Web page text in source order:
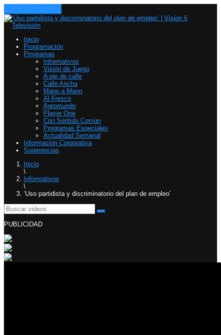
Inicio
Programación
Programas
Informativos
Visión de Juego
A pie de calle
Calle Ancha
Mano a Mano
Al Fresco
Agromundo
Player One
Con Sentido Común
Programas Especiales
Actualidad Semanal
Información Corporativa
Sugerencias
Inicio
\
Informativos
\
‘Uso partidista y discriminatorio del plan de empleo’
PUBLICIDAD